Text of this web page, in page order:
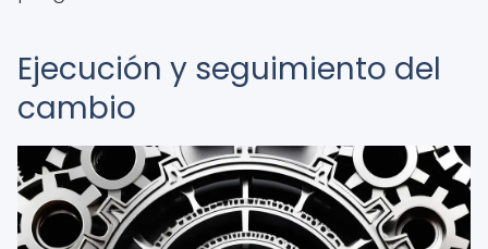
Ejecución y seguimiento del
cambio